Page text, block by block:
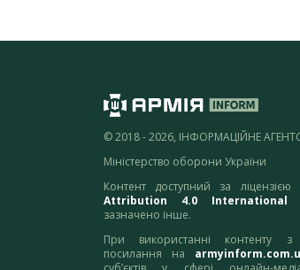
© 2018 - 2026, ІНФОРМАЦІЙНЕ
Міністерство оборони України
Контент доступний за ліцензією
Attribution 4.0 International
зазначено інше.
При використанні контенту з
посилання на